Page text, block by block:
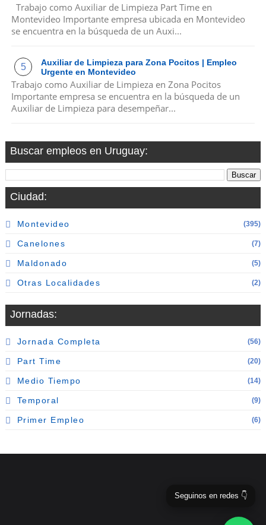
Trabajo como Auxiliar de Limpieza Part Time en
Montevideo Importante empresa ubicada en Montevideo
se encuentra en la búsqueda de un Auxi...
Auxiliar de Limpieza para Zona Pocitos | Empleo
Urgente en Montevideo
Trabajo como Auxiliar de Limpieza en Zona Pocitos
Importante empresa se encuentra en la búsqueda de un
Auxiliar de Limpieza para desempeñar...
Buscar empleos en Uruguay:
Ciudad:
Montevideo (395)
Canelones (7)
Maldonado (5)
Otras Localidades (2)
Jornadas:
Jornada Completa (56)
Part Time (20)
Medio Tiempo (14)
Temporal (9)
Primer Empleo (6)
Seguinos en redes 👇